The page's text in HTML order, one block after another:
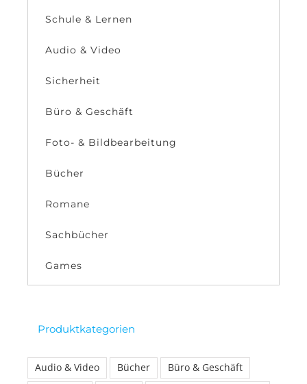
Schule & Lernen
Audio & Video
Sicherheit
Büro & Geschäft
Foto- & Bildbearbeitung
Bücher
Romane
Sachbücher
Games
Produktkategorien
Audio & Video Bücher
Büro & Geschäft